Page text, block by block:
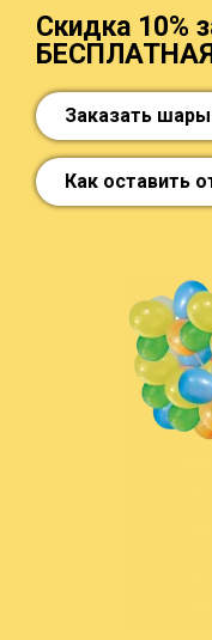
Скидка 10%
БЕСПЛАТНАЯ
Заказать шары
Как оставить